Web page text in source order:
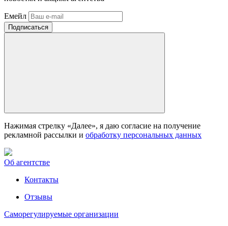
Емейл
Нажимая стрелку «Далее», я даю согласие на получение
рекламной рассылки и обработку персональных данных
Об агентстве
Контакты
Отзывы
Саморегулируемые организации